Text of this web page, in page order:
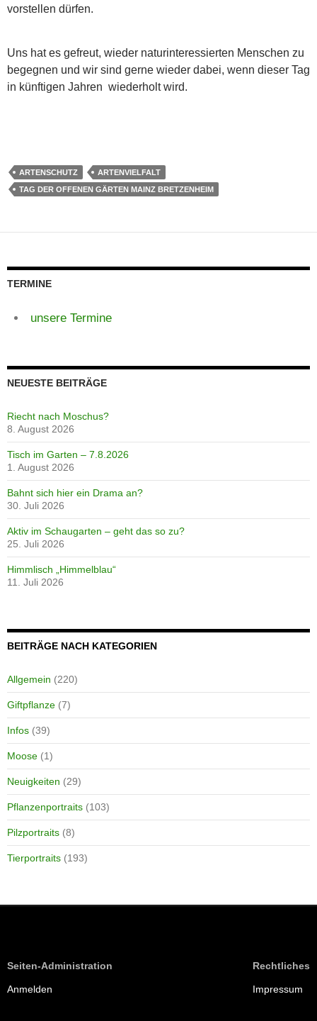
vorstellen dürfen.
Uns hat es gefreut, wieder naturinteressierten Menschen zu
begegnen und wir sind gerne wieder dabei, wenn dieser Tag
in künftigen Jahren wiederholt wird.
ARTENSCHUTZ
ARTENVIELFALT
TAG DER OFFENEN GÄRTEN MAINZ BRETZENHEIM
TERMINE
unsere Termine
NEUESTE BEITRÄGE
Riecht nach Moschus?
8. August 2026
Tisch im Garten – 7.8.2026
1. August 2026
Bahnt sich hier ein Drama an?
30. Juli 2026
Aktiv im Schaugarten – geht das so zu?
25. Juli 2026
Himmlisch „Himmelblau“
11. Juli 2026
BEITRÄGE NACH KATEGORIEN
Allgemein (220)
Giftpflanze (7)
Infos (39)
Moose (1)
Neuigkeiten (29)
Pflanzenportraits (103)
Pilzportraits (8)
Tierportraits (193)
Seiten-Administration
Anmelden
Rechtliches
Impressum